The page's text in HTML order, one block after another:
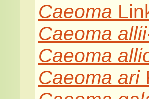
Caeoma
Caeoma
Caeoma
Caeoma ari